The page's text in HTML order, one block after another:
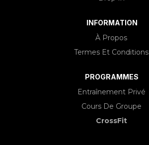
INFORMATION
À Propos
Termes Et Conditions
PROGRAMMES
Entraînement Privé
Cours De Groupe
CrossFit